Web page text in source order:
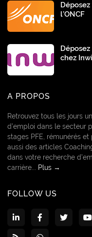
l’ONCF
chez Inwi
A PROPOS
Retrouvez tous les jours
d’emploi dans le secteur
stages PFE, rémunérés
aussi des articles
dans votre recherche
carrière...
Plus →
FOLLOW US